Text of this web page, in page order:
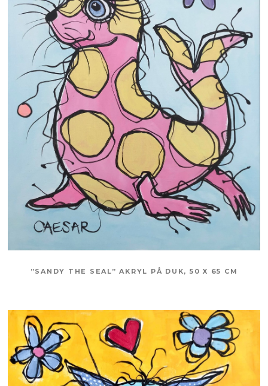
”SANDY THE SEAL” AKRYL PÅ DUK, 50 X 65 CM